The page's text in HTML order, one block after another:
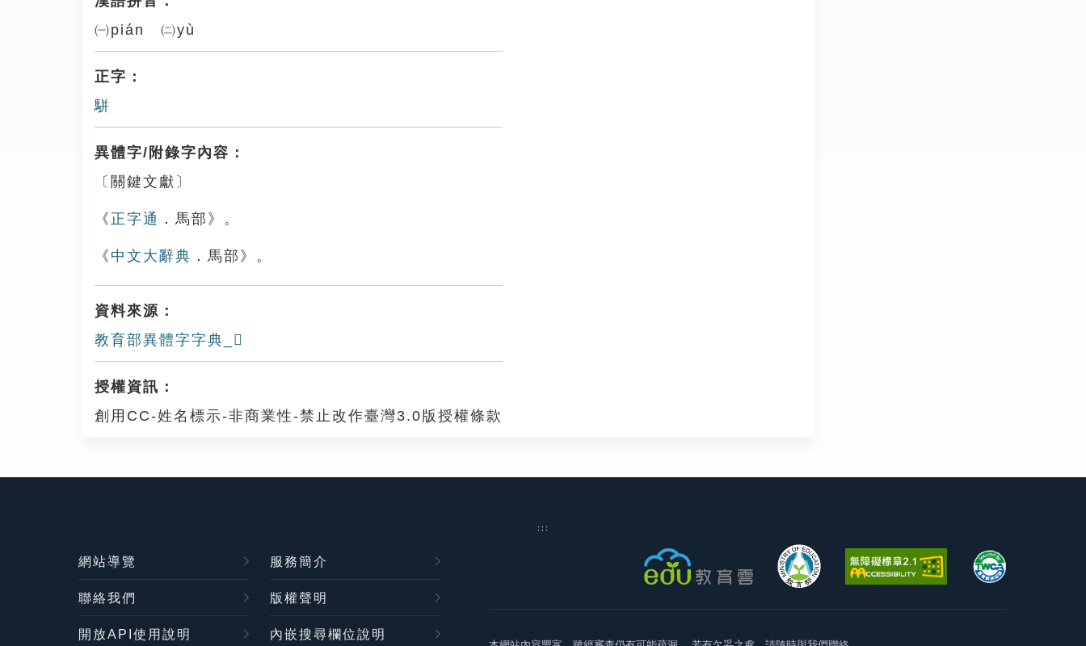
㈠pián ㈡yù
正字：
駢
異體字/附錄字內容：
〔關鍵文獻〕
《 正字通 ．馬部》。
《 中文大辭典 ．馬部》。
資料來源：
教育部異體字字典_𩤾
授權資訊：
創用CC-姓名標示-非商業性-禁止改作臺灣3.0版授權條款
:::
網站導覽 服務簡介
聯絡我們 版權聲明
開放API使用說明 內嵌搜尋欄位說明